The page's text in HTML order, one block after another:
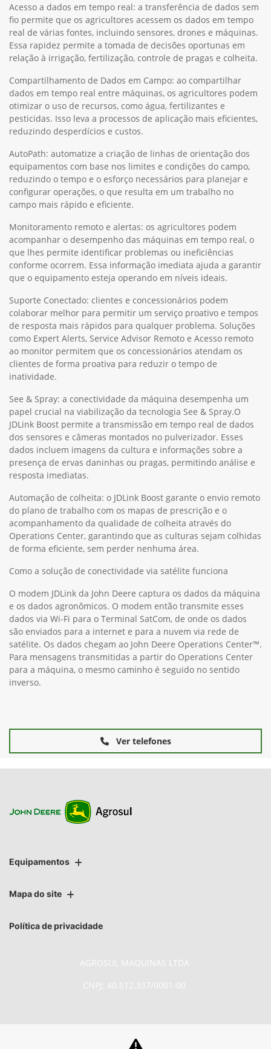
Acesso a dados em tempo real: a transferência de dados sem
fio permite que os agricultores acessem os dados em tempo
real de várias fontes, incluindo sensores, drones e máquinas.
Essa rapidez permite a tomada de decisões oportunas em
relação à irrigação, fertilização, controle de pragas e colheita.
Compartilhamento de Dados em Campo: ao compartilhar
dados em tempo real entre máquinas, os agricultores podem
otimizar o uso de recursos, como água, fertilizantes e
pesticidas. Isso leva a processos de aplicação mais eficientes,
reduzindo desperdícios e custos.
AutoPath: automatize a criação de linhas de orientação dos
equipamentos com base nos limites e condições do campo,
reduzindo o tempo e o esforço necessários para planejar e
configurar operações, o que resulta em um trabalho no
campo mais rápido e eficiente.
Monitoramento remoto e alertas: os agricultores podem
acompanhar o desempenho das máquinas em tempo real, o
que lhes permite identificar problemas ou ineficiências
conforme ocorrem. Essa informação imediata ajuda a garantir
que o equipamento esteja operando em níveis ideais.
Suporte Conectado: clientes e concessionários podem
colaborar melhor para permitir um serviço proativo e tempos
de resposta mais rápidos para qualquer problema. Soluções
como Expert Alerts, Service Advisor Remoto e Acesso remoto
ao monitor permitem que os concessionários atendam os
clientes de forma proativa para reduzir o tempo de
inatividade.
See & Spray: a conectividade da máquina desempenha um
papel crucial na viabilização da tecnologia See & Spray.O
JDLink Boost permite a transmissão em tempo real de dados
dos sensores e câmeras montados no pulverizador. Esses
dados incluem imagens da cultura e informações sobre a
presença de ervas daninhas ou pragas, permitindo análise e
resposta imediatas.
Automação de colheita: o JDLink Boost garante o envio remoto
do plano de trabalho com os mapas de prescrição e o
acompanhamento da qualidade de colheita através do
Operations Center, garantindo que as culturas sejam colhidas
de forma eficiente, sem perder nenhuma área.
Como a solução de conectividade via satélite funciona
O modem JDLink da John Deere captura os dados da máquina
e os dados agronômicos. O modem então transmite esses
dados via Wi-Fi para o Terminal SatCom, de onde os dados
são enviados para a internet e para a nuvem via rede de
satélite. Os dados chegam ao John Deere Operations Center™.
Para mensagens transmitidas a partir do Operations Center
para a máquina, o mesmo caminho é seguido no sentido
inverso.
Ver telefones
Equipamentos
Mapa do site
Política de privacidade
AGROSUL MAQUINAS LTDA
CNPJ: 40.512.337/0001-00